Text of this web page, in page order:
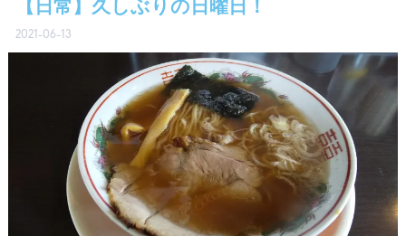
【日常】久しぶりの日曜日！
2021-06-13